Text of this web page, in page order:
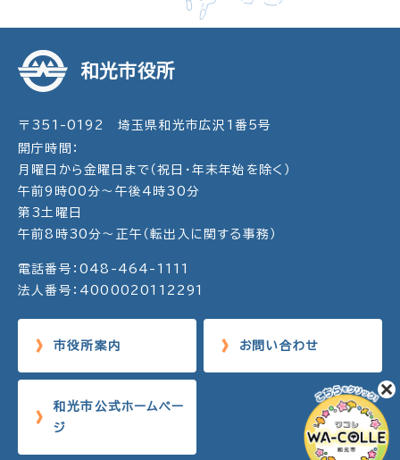
和光市役所
〒351-0192 埼玉県和光市広沢1番5号
開庁時間：
月曜日から金曜日まで（祝日・年末年始を除く）
午前9時00分～午後4時30分
第3土曜日
午前8時30分～正午（転出入に関する事務）
電話番号：048-464-1111
法人番号：4000020112291
市役所案内 お問い合わせ
和光市公式ホームペー
ジ